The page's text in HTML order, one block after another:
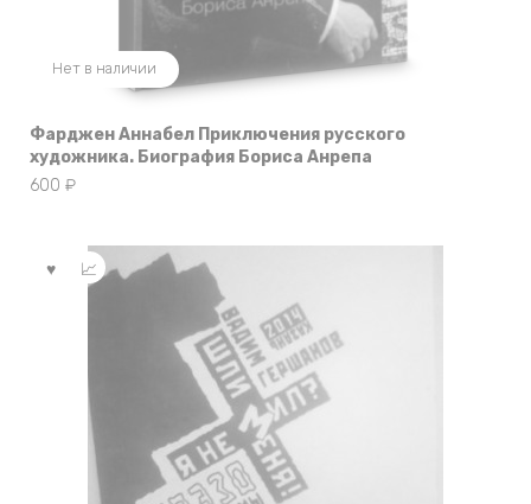
Нет в наличии
Фарджен Аннабел Приключения русского
художника. Биография Бориса Анрепа
600 ₽